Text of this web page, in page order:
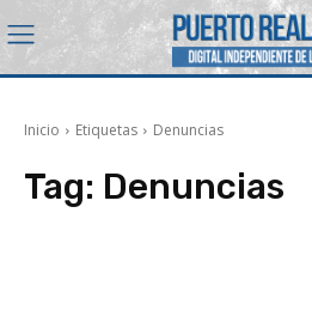
Inicio Etiquetas Denuncias
Tag: Denuncias